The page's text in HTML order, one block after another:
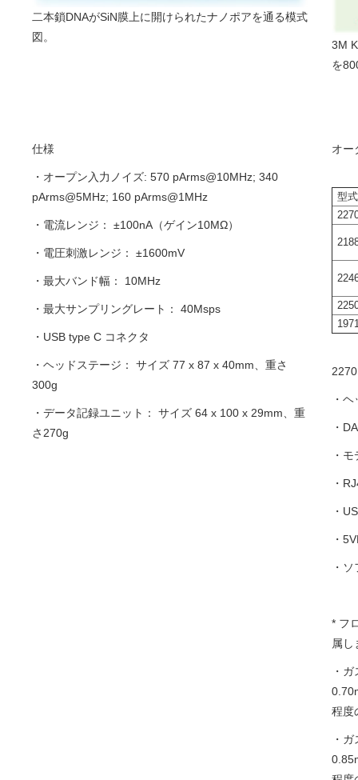
二本鎖DNAがSiN膜上に開けられたナノポアを通る模式
図。
3M
を
仕様
・オープン入力ノイズ: 570 pArms@10MHz; 340
pArms@5MHz; 160 pArms@1MHz
・電流レンジ： ±100nA（ゲイン10MΩ）
・電圧刺激レンジ： ±1600mV
・最大バンド幅： 10MHz
・最大サンプリングレート： 40Msps
・USB type C コネクタ
・ヘッドステージ： サイズ 77 x 87 x 40mm、重さ
300g
・データ記録ユニット： サイズ 64 x 100 x 29mm、重
さ270g
オー
型式
・
・
・
・
・
・
・
* フ
属し
・
程度
・